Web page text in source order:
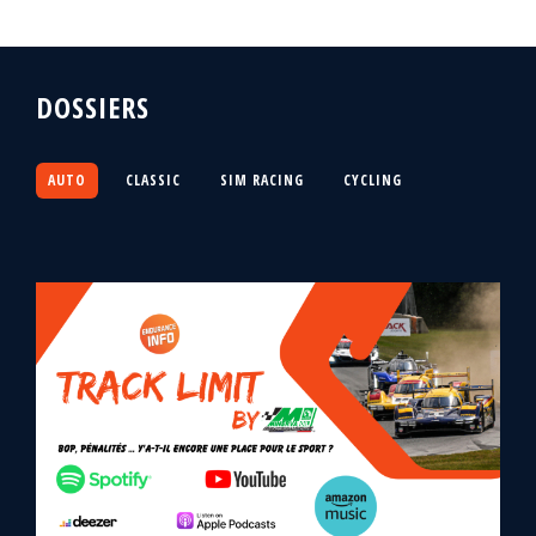
DOSSIERS
AUTO CLASSIC SIM RACING CYCLING